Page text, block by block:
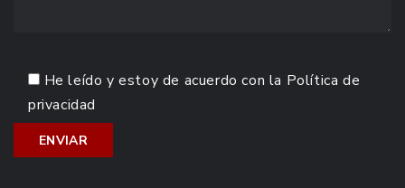
He leído y estoy de acuerdo con la Política de
privacidad